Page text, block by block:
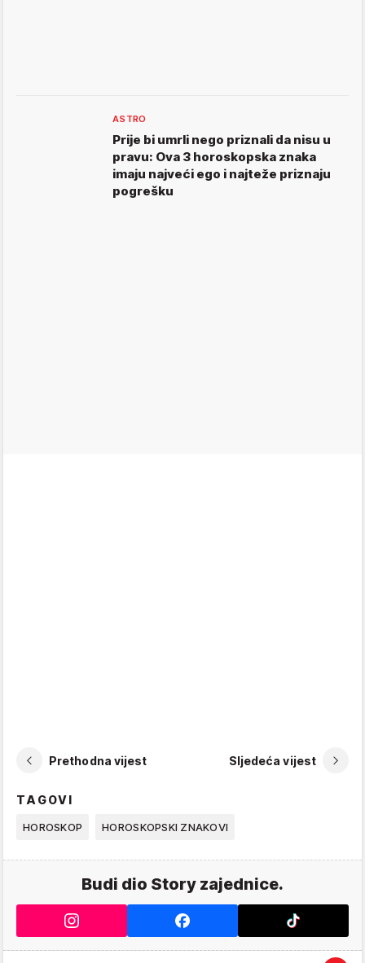
ASTRO
Prije bi umrli nego priznali da nisu u
pravu: Ova 3 horoskopska znaka
imaju najveći ego i najteže priznaju
pogrešku
Prethodna vijest Sljedeća vijest
TAGOVI
HOROSKOP HOROSKOPSKI ZNAKOVI
Budi dio Story zajednice.